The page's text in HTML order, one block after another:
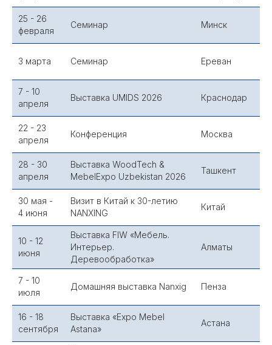
25 - 26
февраля
Семинар Минск
3 марта Семинар Ереван
7 - 10
апреля
Выставка UMIDS 2026 Краснодар
22 - 23
апреля
Конференция Москва
28 - 30
апреля
Выставка WoodTech &
MebelExpo Uzbekistan 2026
Ташкент
30 мая -
4 июня
Визит в Китай к 30-летию
NANXING
Китай
10 - 12
июня
Выставка FIW «Мебель.
Интерьер.
Деревообработка»
Алматы
7 - 10
июля
Домашняя выставка Nanxig Пенза
16 - 18
сентября
Выставка «Expo Mebel
Astana»
Астана